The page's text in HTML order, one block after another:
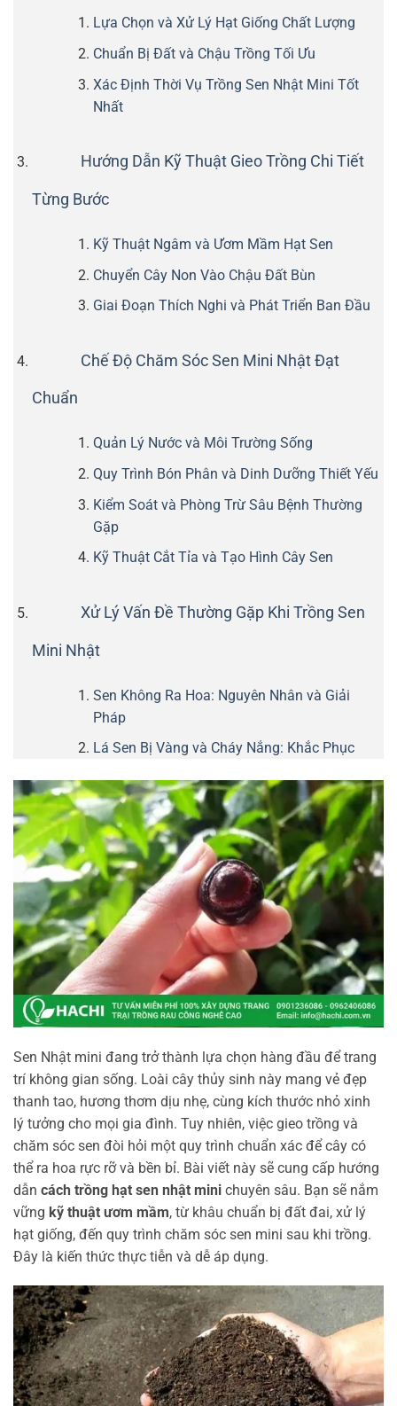
Lựa Chọn và Xử Lý Hạt Giống Chất Lượng
Chuẩn Bị Đất và Chậu Trồng Tối Ưu
Xác Định Thời Vụ Trồng Sen Nhật Mini Tốt
Nhất
Hướng Dẫn Kỹ Thuật Gieo Trồng Chi Tiết
Từng Bước
Kỹ Thuật Ngâm và Ươm Mầm Hạt Sen
Chuyển Cây Non Vào Chậu Đất Bùn
Giai Đoạn Thích Nghi và Phát Triển Ban Đầu
Chế Độ Chăm Sóc Sen Mini Nhật Đạt
Chuẩn
Quản Lý Nước và Môi Trường Sống
Quy Trình Bón Phân và Dinh Dưỡng Thiết Yếu
Kiểm Soát và Phòng Trừ Sâu Bệnh Thường
Gặp
Kỹ Thuật Cắt Tỉa và Tạo Hình Cây Sen
Xử Lý Vấn Đề Thường Gặp Khi Trồng Sen
Mini Nhật
Sen Không Ra Hoa: Nguyên Nhân và Giải
Pháp
Lá Sen Bị Vàng và Cháy Nắng: Khắc Phục
Sen Nhật mini đang trở thành lựa chọn hàng đầu để trang
trí không gian sống. Loài cây thủy sinh này mang vẻ đẹp
thanh tao, hương thơm dịu nhẹ, cùng kích thước nhỏ xinh
lý tưởng cho mọi gia đình. Tuy nhiên, việc gieo trồng và
chăm sóc sen đòi hỏi một quy trình chuẩn xác để cây có
thể ra hoa rực rỡ và bền bỉ. Bài viết này sẽ cung cấp hướng
dẫn cách trồng hạt sen nhật mini chuyên sâu. Bạn sẽ nắm
vững kỹ thuật ươm mầm, từ khâu chuẩn bị đất đai, xử lý
hạt giống, đến quy trình chăm sóc sen mini sau khi trồng.
Đây là kiến thức thực tiễn và dễ áp dụng.